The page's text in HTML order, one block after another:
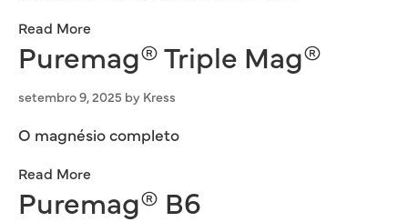
Read More
Puremag® Triple Mag®
setembro 9, 2025 by Kress
O magnésio completo
Read More
Puremag® B6